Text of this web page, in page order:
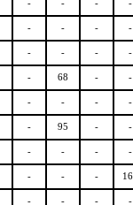
- - - -
- - - -
- - - -
- 68 - -
- - - -
- 95 - -
- - - -
- - -
- - - -